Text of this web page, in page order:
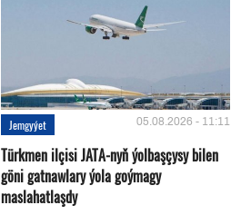
Jemgyýet 05.08.2026 - 11:11
Türkmen ilçisi JATA-nyň ýolbaşçysy bilen
göni gatnawlary ýola goýmagy
maslahatlaşdy